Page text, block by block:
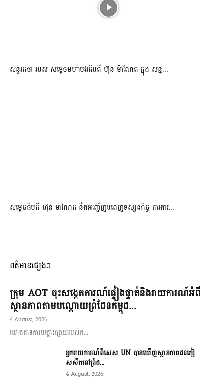
សុន្ទរកថា របស់ សម្ដេចមហាបវរធិបតី ហ៊ុន ម៉ាណែត ក្នុង សន្ន...
សម្តេចធិបតី ហ៊ុន ម៉ាណែត នឹងអញ្ជើញបំពេញទស្សនកិច្ច ការងារ...
ពត៌មានផ្សេងៗ
ក្រុម AOT ចុះសង្កេតការណ៍ផ្ទៀងផ្ទាត់និងរាយការណ៍អំពី
ស្ថានភាពតាមបណ្តោយព្រំដែនកម្ពុជ...
4 August, 2026
យោងតាមការបង្ហោះផ្សាយរបស់ក...
អ្នករាយការណ៍ពិសេស UN បានឃើញស្ថានភាពជនភៀ
សសឹកនៅព្រំដ...
4 August, 2026